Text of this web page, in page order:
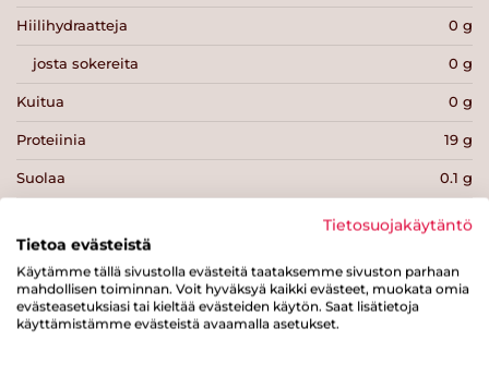
Hiilihydraatteja 0 g
josta sokereita 0 g
Kuitua 0 g
Proteiinia 19 g
Suolaa 0.1 g
Tulosta sivu Jaa tuote
Tietosuojakäytäntö
Tietoa evästeistä
Käytämme tällä sivustolla evästeitä taataksemme sivuston parhaan
mahdollisen toiminnan. Voit hyväksyä kaikki evästeet, muokata omia
evästeasetuksiasi tai kieltää evästeiden käytön. Saat lisätietoja
käyttämistämme evästeistä avaamalla asetukset.